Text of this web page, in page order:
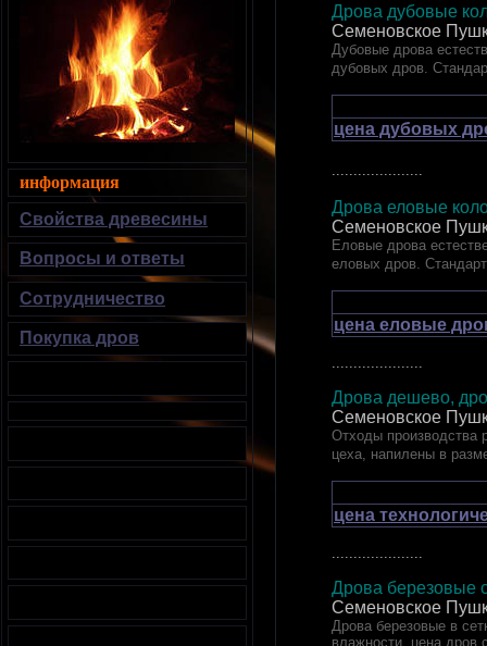
Дрова дубовые
Семеновское
Дубовые дрова
дубовых дров.
цена дубовых
Дрова еловые
Семеновское
Еловые дрова
еловых дров.
цена еловые
.....................
Дрова дешево,
Семеновское
Отходы производства
цеха, напилены в
цена
.....................
Дрова березовые
Семеновское
Дрова березовые в
влажности, цена дров
информация
Свойства древесины
Вопросы и ответы
Сотрудничество
Покупка дров